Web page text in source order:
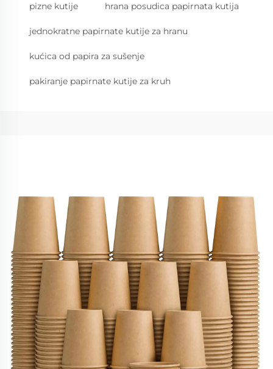
pizne kutije hrana posudica papirnata kutija
jednokratne papirnate kutije za hranu
kućica od papira za sušenje
pakiranje papirnate kutije za kruh